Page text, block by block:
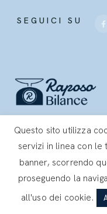
Sede
Reg.
P.
SEGUICI SU
Questo sito utilizza
servizi in linea con le
banner, scorrendo
proseguendo la
all'uso dei cookie.